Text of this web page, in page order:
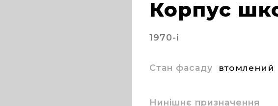
Корпус
1970-і
Стан фасаду втомлений
Нинішнє призначення